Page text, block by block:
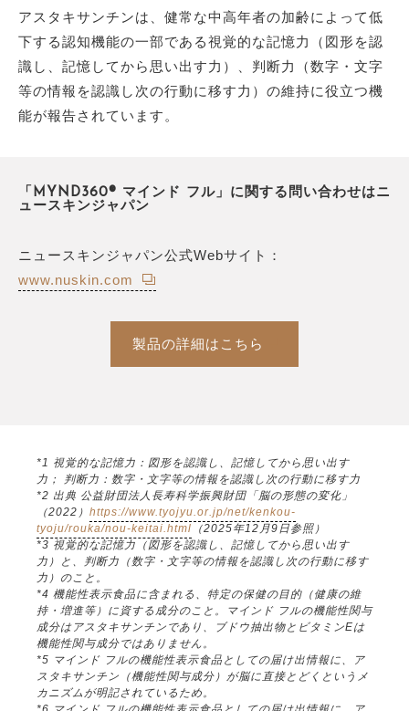
アスタキサンチンは、健常な中高年者の加齢によって低
下する認知機能の一部である視覚的な記憶力（図形を認
識し、記憶してから思い出す力）、判断力（数字・文字
等の情報を認識し次の行動に移す力）の維持に役立つ機
能が報告されています。
「MYND360® マインド フル」に関する問い合わせはニ
ュースキンジャパン
ニュースキンジャパン公式Webサイト：
www.nuskin.com
製品の詳細はこちら
*1 視覚的な記憶力：図形を認識し、記憶してから思い出す
力； 判断力：数字・文字等の情報を認識し次の行動に移す力
*2 出典 公益財団法人長寿科学振興財団「脳の形態の変化」
（2022） https://www.tyojyu.or.jp/net/kenkou-
tyoju/rouka/nou-keitai.html （2025年12月9日参照）
*3 視覚的な記憶力（図形を認識し、記憶してから思い出す
力）と、判断力（数字・文字等の情報を認識し次の行動に移す
力）のこと。
*4 機能性表示食品に含まれる、特定の保健の目的（健康の維
持・増進等）に資する成分のこと。マインド フルの機能性関与
成分はアスタキサンチンであり、ブドウ抽出物とビタミンEは
機能性関与成分ではありません。
*5 マインド フルの機能性表示食品としての届け出情報に、ア
スタキサンチン（機能性関与成分）が脳に直接とどくというメ
カニズムが明記されているため。